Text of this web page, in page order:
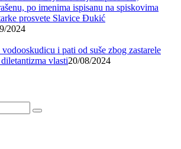
po imenima ispisanu na spiskovima
prosvete Slavice Đukić
2024
i pati od suše zbog zastarele
vlasti20/08/2024